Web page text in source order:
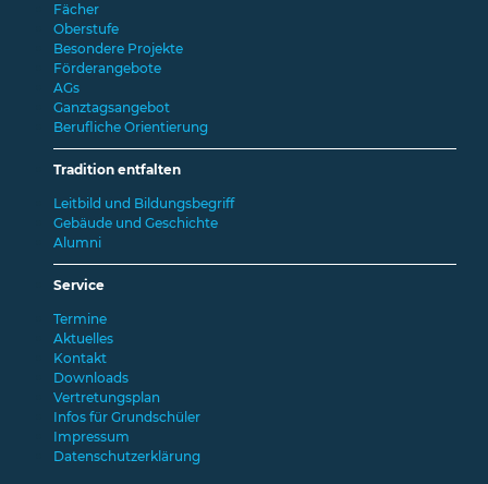
Fächer
Oberstufe
Besondere Projekte
Förderangebote
AGs
Ganztagsangebot
Berufliche Orientierung
Tradition entfalten
Leitbild und Bildungsbegriff
Gebäude und Geschichte
Alumni
Service
Termine
Aktuelles
Kontakt
Downloads
Vertretungsplan
Infos für Grundschüler
Impressum
Datenschutzerklärung